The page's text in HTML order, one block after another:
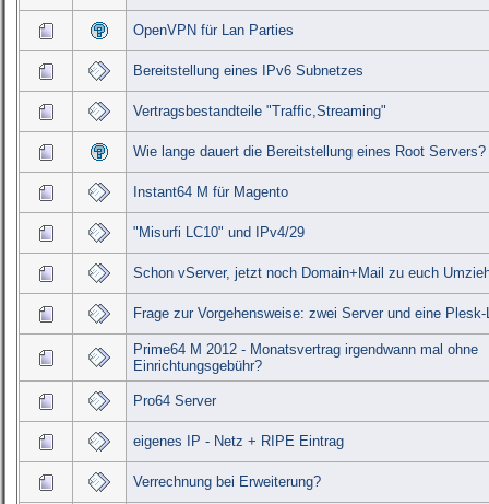
OpenVPN für Lan Parties
Bereitstellung eines IPv6 Subnetzes
Vertragsbestandteile "Traffic,Streaming"
Wie lange dauert die Bereitstellung eines Root Servers?
Instant64 M für Magento
"Misurfi LC10" und IPv4/29
Schon vServer, jetzt noch Domain+Mail zu euch
Frage zur Vorgehensweise: zwei Server und eine
Prime64 M 2012 - Monatsvertrag irgendwann mal ohne
Einrichtungsgebühr?
Pro64 Server
eigenes IP - Netz + RIPE Eintrag
Verrechnung bei Erweiterung?